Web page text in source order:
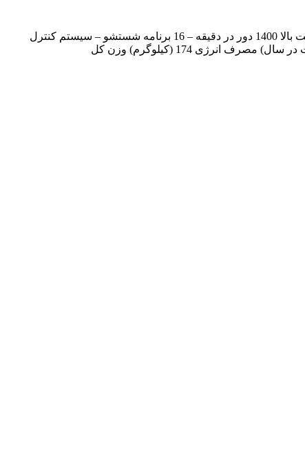
نمایشگر LED – قفل درب PTC و قفل کودک – موتور یونیورسال – حافظه قطع برق – نمایشگر خطا – دستگاه اتوماتیک – سرعت بالا – سرعت بالا 1400 دور در دقیقه – 16 برنامه شستشو – سیستم کنترل